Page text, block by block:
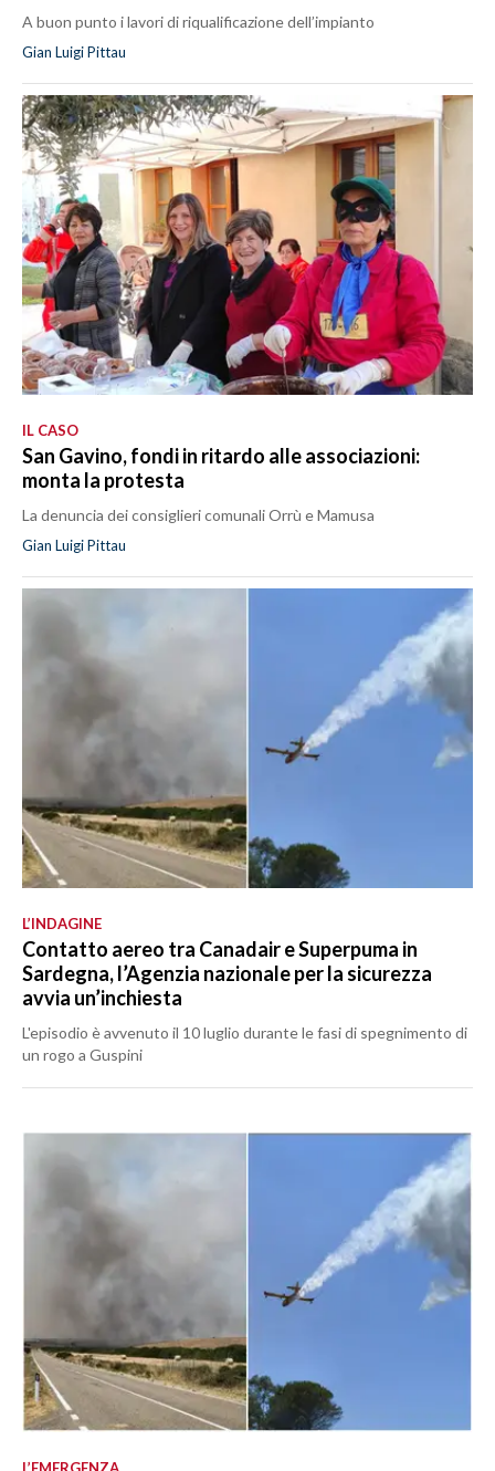
A buon punto i lavori di riqualificazione dell’impianto
Gian Luigi Pittau
IL CASO
San Gavino, fondi in ritardo alle associazioni:
monta la protesta
La denuncia dei consiglieri comunali Orrù e Mamusa
Gian Luigi Pittau
L’INDAGINE
Contatto aereo tra Canadair e Superpuma in
Sardegna, l’Agenzia nazionale per la sicurezza
avvia un’inchiesta
L'episodio è avvenuto il 10 luglio durante le fasi di spegnimento di
un rogo a Guspini